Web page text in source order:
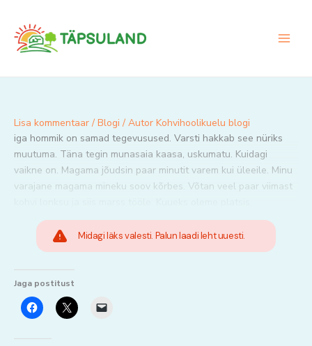
content
Lisa kommentaar / Blogi / Autor Kohvihoolikuelu blogi
iga hommik on samad tegevusused. Varsti hakkab see nüriks
muutuma. Täna tegin munasaia kaasa, uskumatu. Kuidagi
vaikne on. Magama jõudsin paar minutit varem kui üleeile. Minu
varajane magama mineku soov kõrbes. Võtan veel paar viimast
Midagi läks valesti. Palun laadi leht uuesti.
Jaga postitust